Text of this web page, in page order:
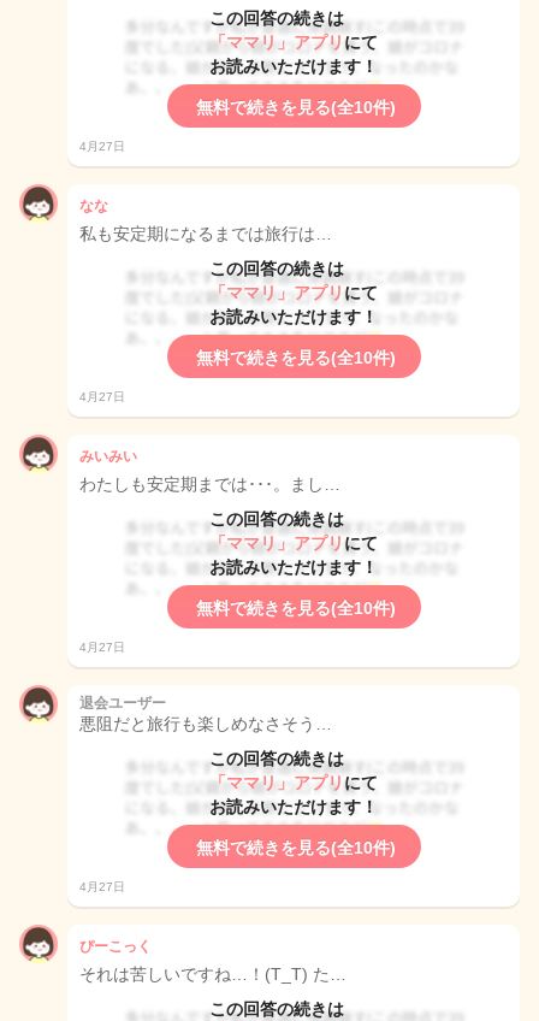
この回答の続きは
「ママリ」アプリ にて
お読みいただけます！
無料で続きを見る(全10件)
4月27日
なな
私も安定期になるまでは旅行は…
この回答の続きは
「ママリ」アプリ にて
お読みいただけます！
無料で続きを見る(全10件)
4月27日
みいみい
わたしも安定期までは･･･。まし…
この回答の続きは
「ママリ」アプリ にて
お読みいただけます！
無料で続きを見る(全10件)
4月27日
退会ユーザー
悪阻だと旅行も楽しめなさそう…
この回答の続きは
「ママリ」アプリ にて
お読みいただけます！
無料で続きを見る(全10件)
4月27日
ぴーこっく
それは苦しいですね…！(T_T) た…
この回答の続きは